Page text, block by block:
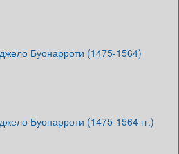
Буонарроти (1475-1564)
Буонарроти (1475-1564 гг.)